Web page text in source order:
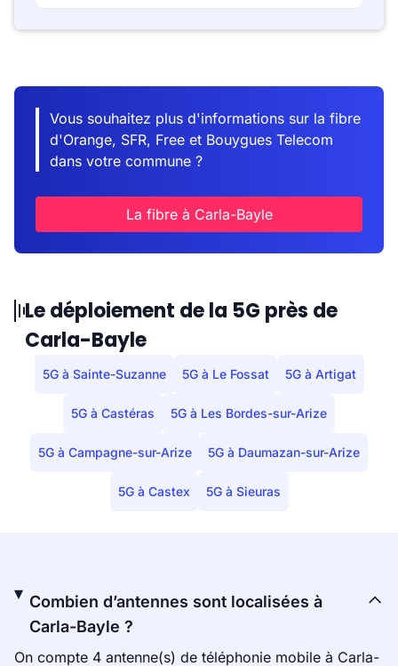
Vous souhaitez plus d'informations sur la fibre
d'Orange, SFR, Free et Bouygues Telecom
dans votre commune ?
La fibre à Carla-Bayle
Le déploiement de la 5G près de
Carla-Bayle
5G à Sainte-Suzanne 5G à Le Fossat 5G à Artigat
5G à Castéras 5G à Les Bordes-sur-Arize
5G à Campagne-sur-Arize 5G à Daumazan-sur-Arize
5G à Castex 5G à Sieuras
Combien d’antennes sont localisées à
Carla-Bayle ?
On compte 4 antenne(s) de téléphonie mobile à Carla-